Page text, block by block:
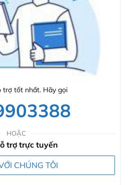
trợ tốt nhất. Hãy gọi
HOẶC
trợ trực tuyến
CHÚNG TÔI